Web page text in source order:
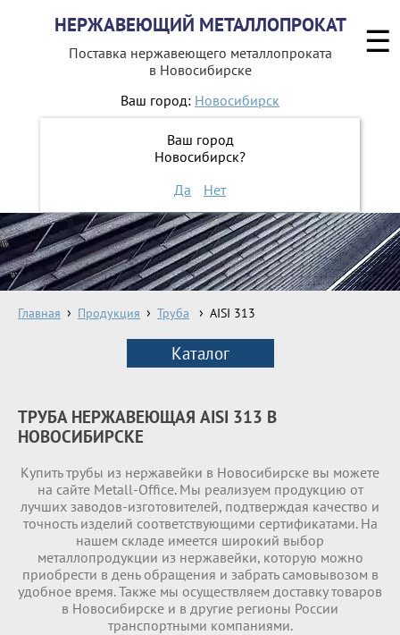
НЕРЖАВЕЮЩИЙ МЕТАЛЛОПРОКАТ
Поставка нержавеющего металлопроката
в Новосибирске
Ваш город: Новосибирск
Ваш город
Новосибирск?
Да
Нет
8 800 551-16-44
ЗАКАЗАТЬ ОБРАТНЫЙ ЗВОНОК
Главная Продукция Труба AISI 313
Каталог
ТРУБА НЕРЖАВЕЮЩАЯ AISI 313 В
НОВОСИБИРСКЕ
Купить трубы из нержавейки в Новосибирске вы можете
на сайте Metall-Office. Мы реализуем продукцию от
лучших заводов-изготовителей, подтверждая качество и
точность изделий соответствующими сертификатами. На
нашем складе имеетcя широкий выбор
металлопродукции из нержавейки, которую можно
приобрести в день обращения и забрать самовывозом в
удобное время. Также мы осуществляем доставку товаров
в Новосибирске и в другие регионы России
транспортными компаниями.
☰